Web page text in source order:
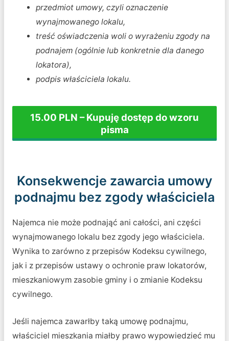
przedmiot umowy, czyli oznaczenie
wynajmowanego lokalu,
treść oświadczenia woli o wyrażeniu zgody na
podnajem (ogólnie lub konkretnie dla danego
lokatora),
podpis właściciela lokalu.
15.00 PLN – Kupuję dostęp do wzoru
pisma
Konsekwencje zawarcia umowy
podnajmu bez zgody właściciela
Najemca nie może podnająć ani całości, ani części
wynajmowanego lokalu bez zgody jego właściciela.
Wynika to zarówno z przepisów Kodeksu cywilnego,
jak i z przepisów ustawy o ochronie praw lokatorów,
mieszkaniowym zasobie gminy i o zmianie Kodeksu
cywilnego.
Jeśli najemca zawarłby taką umowę podnajmu,
właściciel mieszkania miałby prawo wypowiedzieć mu